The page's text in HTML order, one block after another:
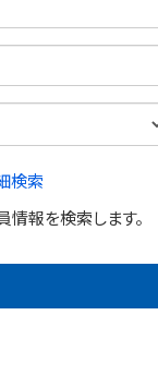
検索
報を検索します。